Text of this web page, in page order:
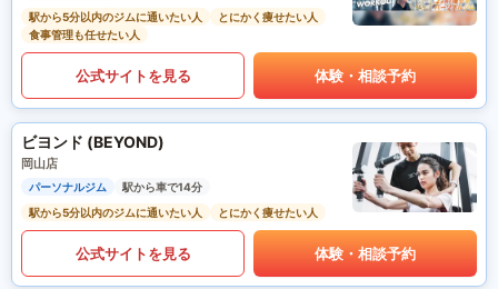
駅から5分以内のジムに通いたい人
とにかく痩せたい人
食事管理も任せたい人
公式サイトを見る 体験・相談予約
ビヨンド (BEYOND)
岡山店
パーソナルジム
駅から車で14分
駅から5分以内のジムに通いたい人
とにかく痩せたい人
公式サイトを見る 体験・相談予約